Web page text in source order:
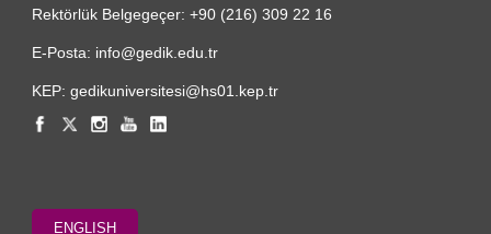
Rektörlük Belgegeçer: +90 (216) 309 22 16
E-Posta: info@gedik.edu.tr
KEP: gedikuniversitesi@hs01.kep.tr
ENGLISH